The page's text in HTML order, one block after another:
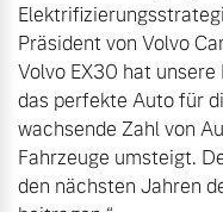
Präsident von Volvo
Volvo EX30 hat
das perfekte Auto für
wachsende Zahl von
Fahrzeuge umsteigt.
den nächsten Jahren